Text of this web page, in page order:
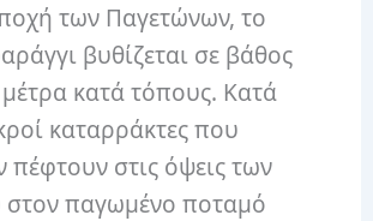
των Παγετώνων, το
βυθίζεται σε βάθος
κατά τόπους. Κατά
καταρράκτες που
στις όψεις των
παγωμένο ποταμό